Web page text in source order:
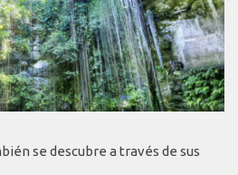
se descubre a través de sus